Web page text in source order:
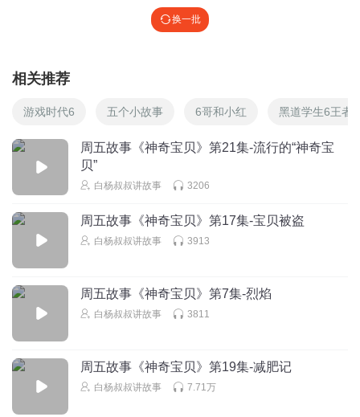
换一批
相关推荐
游戏时代6 五个小故事 6哥和小红 黑道学生6王者
周五故事《神奇宝贝》第21集-流行的“神奇宝
贝”
白杨叔叔讲故事 3206
周五故事《神奇宝贝》第17集-宝贝被盗
白杨叔叔讲故事 3913
周五故事《神奇宝贝》第7集-烈焰
白杨叔叔讲故事 3811
周五故事《神奇宝贝》第19集-减肥记
白杨叔叔讲故事 7.71万